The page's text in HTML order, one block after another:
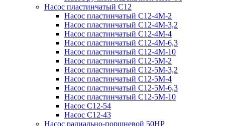
Насос пластинчатый С12
Насос пластинчатый С12-4М-2
Насос пластинчатый С12-4М-3,2
Насос пластинчатый С12-4М-4
Насос пластинчатый С12-4М-6,3
Насос пластинчатый С12-4М-10
Насос пластинчатый С12-5М-2
Насос пластинчатый С12-5М-3,2
Насос пластинчатый С12-5М-4
Насос пластинчатый С12-5М-6,3
Насос пластинчатый С12-5М-10
Насос С12-54
Насос С12-43
Насос радиально-поршневой 50НР